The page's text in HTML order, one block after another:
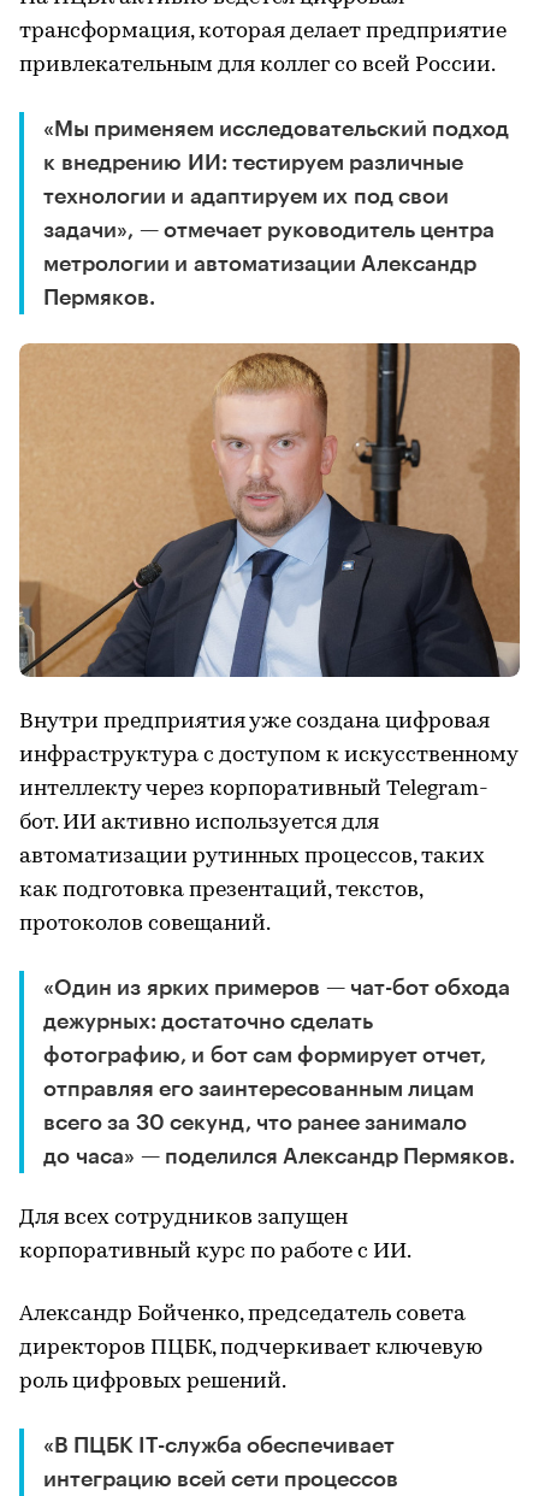
трансформация, которая делает предприятие
привлекательным для коллег со всей России.
«Мы применяем исследовательский подход
к внедрению ИИ: тестируем различные
технологии и адаптируем их под свои
задачи», — отмечает руководитель центра
метрологии и автоматизации Александр
Пермяков.
Внутри предприятия уже создана цифровая
инфраструктура с доступом к искусственному
интеллекту через корпоративный Telegram-
бот. ИИ активно используется для
автоматизации рутинных процессов, таких
как подготовка презентаций, текстов,
протоколов совещаний.
«Один из ярких примеров — чат-бот обхода
дежурных: достаточно сделать
фотографию, и бот сам формирует отчет,
отправляя его заинтересованным лицам
всего за 30 секунд, что ранее занимало
до часа» — поделился Александр Пермяков.
Для всех сотрудников запущен
корпоративный курс по работе с ИИ.
Александр Бойченко, председатель совета
директоров ПЦБК, подчеркивает ключевую
роль цифровых решений.
«В ПЦБК IT-служба обеспечивает
интеграцию всей сети процессов